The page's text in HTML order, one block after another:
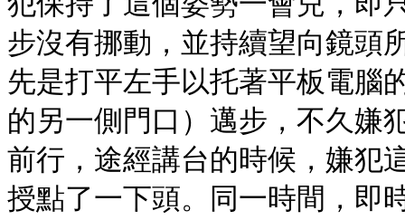
步沒有挪動，並持續望向鏡頭
先是打平左手以托著平板電腦
的另一側門口）邁步，不久嫌
前行，途經講台的時候，嫌犯
授點了一下頭。同一時間，即